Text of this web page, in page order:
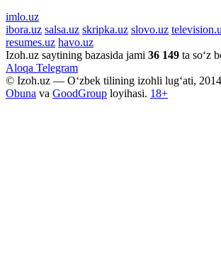
imlo.uz
ibora.uz salsa.uz skripka.uz slovo.uz
resumes.uz havo.uz
Izoh.uz saytining bazasida jami 36 149 ta so‘z
Aloqa Telegram
© Izoh.uz — O‘zbek tilining izohli lug‘ati,
Obuna va GoodGroup loyihasi. 18+